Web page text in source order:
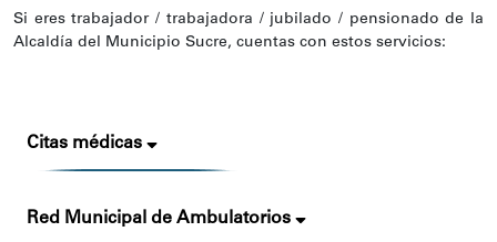
Si eres trabajador / trabajadora / jubilado / pensionado de la
Alcaldía del Municipio Sucre, cuentas con estos servicios:
Citas médicas
Red Municipal de Ambulatorios